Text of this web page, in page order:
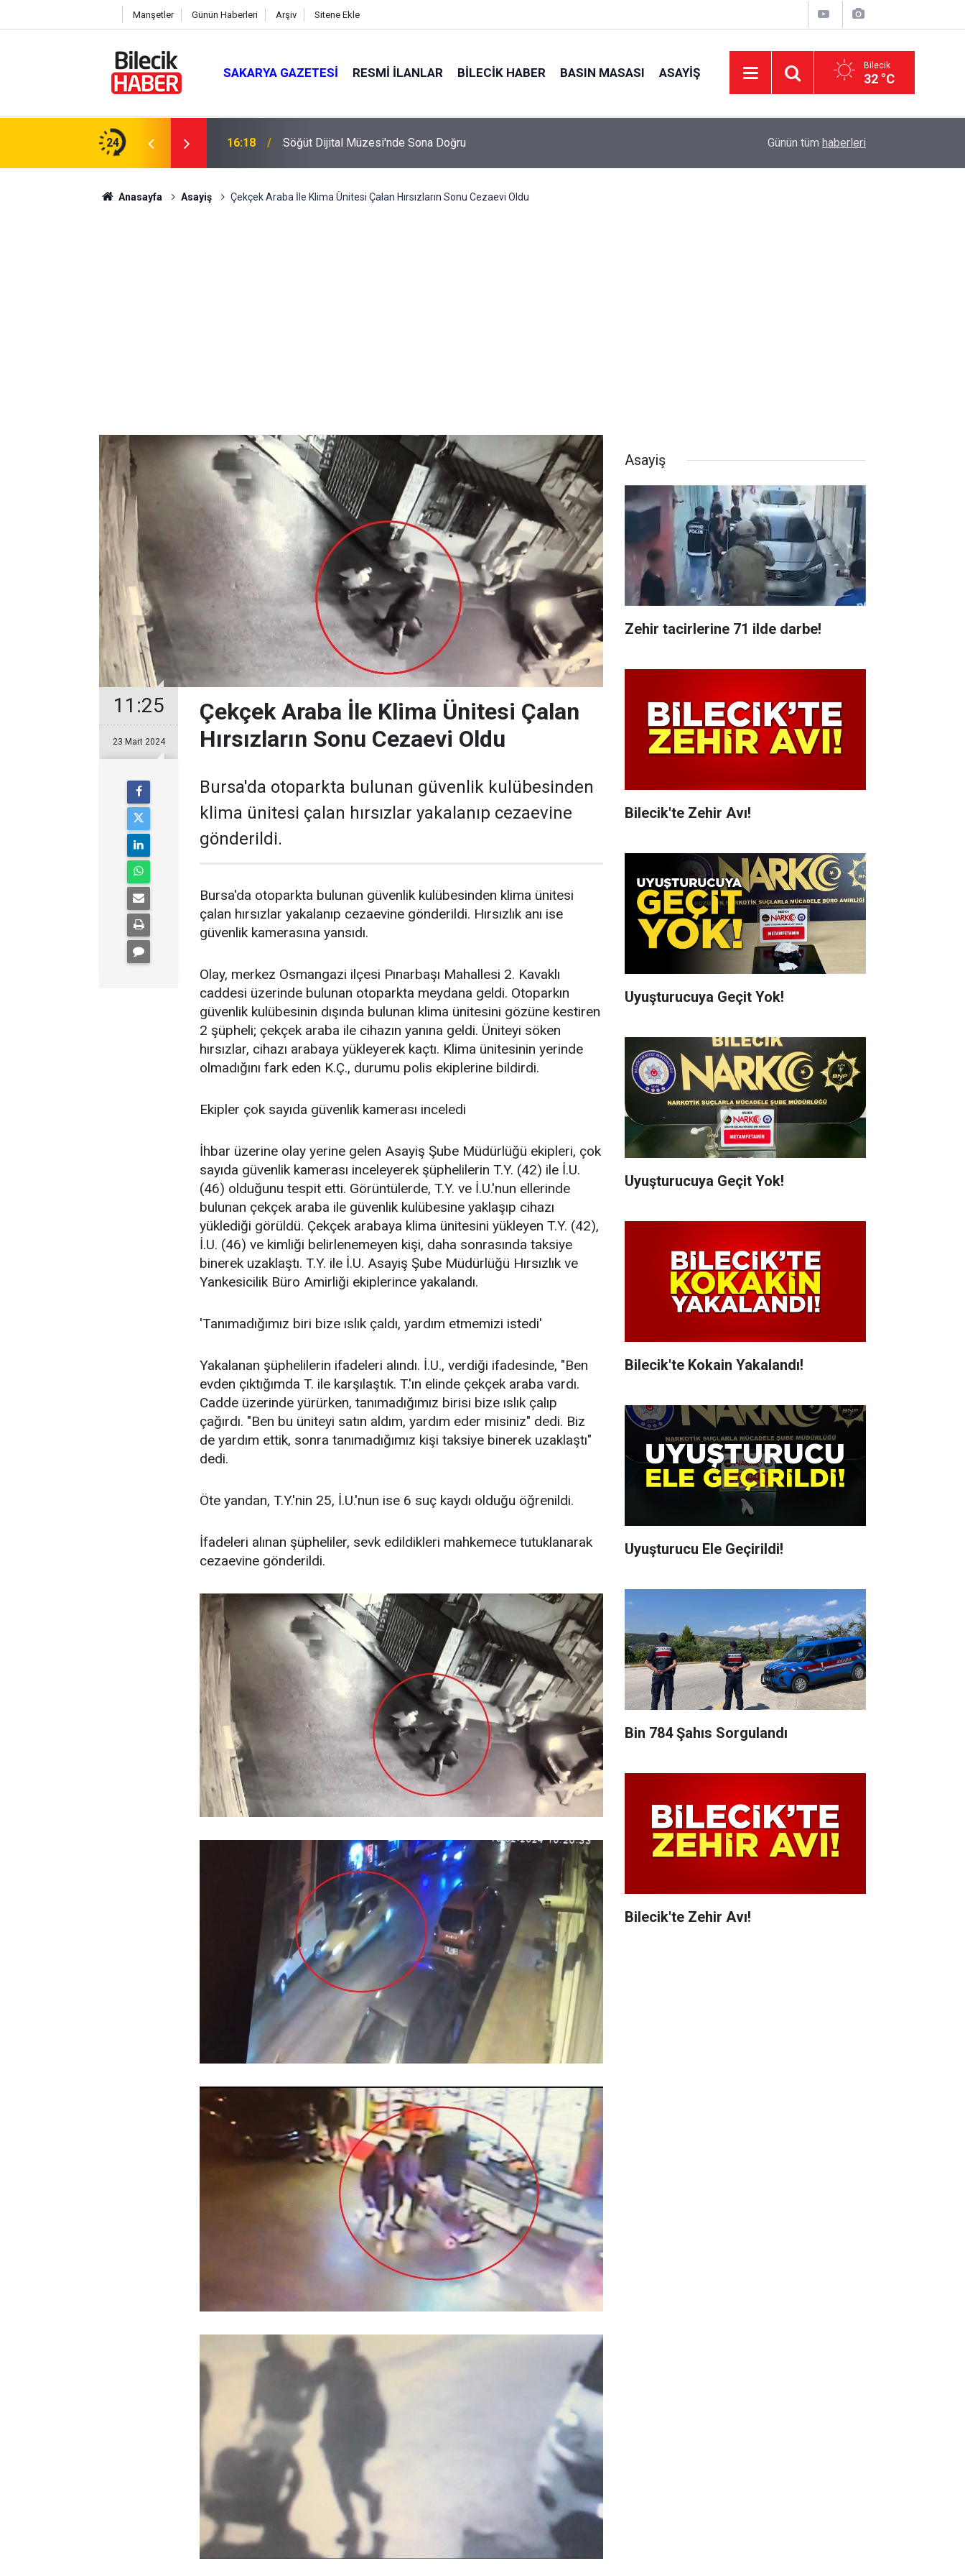
Manşetler Günün Haberleri Arşiv Sitene Ekle
SAKARYA GAZETESI RESMI İLANLAR BILECIK HABER BASIN MASASI ASAYIŞ Bilecik
32 °C
24
"Türkiye’nin Geleceğini İnşa Edeceğiz" 16:18 Söğüt Dijital Müzesi'nde Sona Doğru Köy Muhtarlarına İmar Bilgilendirmesi
Günün tüm haberleri
Anasayfa Asayiş Çekçek Araba İle Klima Ünitesi Çalan Hırsızların Sonu Cezaevi Oldu
11:25
23 Mart 2024
Çekçek Araba İle Klima Ünitesi Çalan
Hırsızların Sonu Cezaevi Oldu
Bursa'da otoparkta bulunan güvenlik kulübesinden
klima ünitesi çalan hırsızlar yakalanıp cezaevine
gönderildi.
Bursa'da otoparkta bulunan güvenlik kulübesinden klima ünitesi
çalan hırsızlar yakalanıp cezaevine gönderildi. Hırsızlık anı ise
güvenlik kamerasına yansıdı.
Olay, merkez Osmangazi ilçesi Pınarbaşı Mahallesi 2. Kavaklı
caddesi üzerinde bulunan otoparkta meydana geldi. Otoparkın
güvenlik kulübesinin dışında bulunan klima ünitesini gözüne kestiren
2 şüpheli; çekçek araba ile cihazın yanına geldi. Üniteyi söken
hırsızlar, cihazı arabaya yükleyerek kaçtı. Klima ünitesinin yerinde
olmadığını fark eden K.Ç., durumu polis ekiplerine bildirdi.
Ekipler çok sayıda güvenlik kamerası inceledi
İhbar üzerine olay yerine gelen Asayiş Şube Müdürlüğü ekipleri, çok
sayıda güvenlik kamerası inceleyerek şüphelilerin T.Y. (42) ile İ.U.
(46) olduğunu tespit etti. Görüntülerde, T.Y. ve İ.U.'nun ellerinde
bulunan çekçek araba ile güvenlik kulübesine yaklaşıp cihazı
yüklediği görüldü. Çekçek arabaya klima ünitesini yükleyen T.Y. (42),
İ.U. (46) ve kimliği belirlenemeyen kişi, daha sonrasında taksiye
binerek uzaklaştı. T.Y. ile İ.U. Asayiş Şube Müdürlüğü Hırsızlık ve
Yankesicilik Büro Amirliği ekiplerince yakalandı.
'Tanımadığımız biri bize ıslık çaldı, yardım etmemizi istedi'
Yakalanan şüphelilerin ifadeleri alındı. İ.U., verdiği ifadesinde, "Ben
evden çıktığımda T. ile karşılaştık. T.'ın elinde çekçek araba vardı.
Cadde üzerinde yürürken, tanımadığımız birisi bize ıslık çalıp
çağırdı. "Ben bu üniteyi satın aldım, yardım eder misiniz" dedi. Biz
de yardım ettik, sonra tanımadığımız kişi taksiye binerek uzaklaştı"
dedi.
Öte yandan, T.Y.'nin 25, İ.U.'nun ise 6 suç kaydı olduğu öğrenildi.
İfadeleri alınan şüpheliler, sevk edildikleri mahkemece tutuklanarak
cezaevine gönderildi.
Asayiş
Zehir tacirlerine 71 ilde darbe!
Bilecik'te Zehir Avı!
Uyuşturucuya Geçit Yok!
Uyuşturucuya Geçit Yok!
Bilecik'te Kokain Yakalandı!
Uyuşturucu Ele Geçirildi!
Bin 784 Şahıs Sorgulandı
Bilecik'te Zehir Avı!